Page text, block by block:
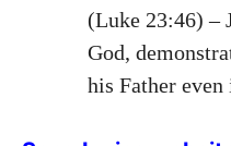
(Luke 23:46) –
God,
his Father even